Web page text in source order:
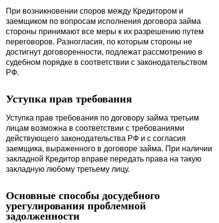
При возникновении споров между Кредитором и
заемщиком по вопросам исполнения договора займа
стороны принимают все меры к их разрешению путем
переговоров. Разногласия, по которым стороны не
достигнут договоренности, подлежат рассмотрению в
судебном порядке в соответствии с законодательством
РФ.
Уступка прав требования
Уступка прав требования по договору займа третьим
лицам возможна в соответствии с требованиями
действующего законодательства РФ и с согласия
заемщика, выраженного в договоре займа. При наличии
закладной Кредитор вправе передать права на такую
закладную любому третьему лицу.
Основные способы досудебного
урегулирования проблемной
задолженности